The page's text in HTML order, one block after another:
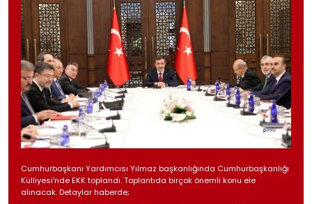
Cumhurbaşkanı Yardımcısı Yılmaz başkanlığında Cumhurbaşkanlığı
Külliyesi'nde EKK toplandı. Toplantıda birçok önemli konu ele
alınacak. Detaylar haberde;